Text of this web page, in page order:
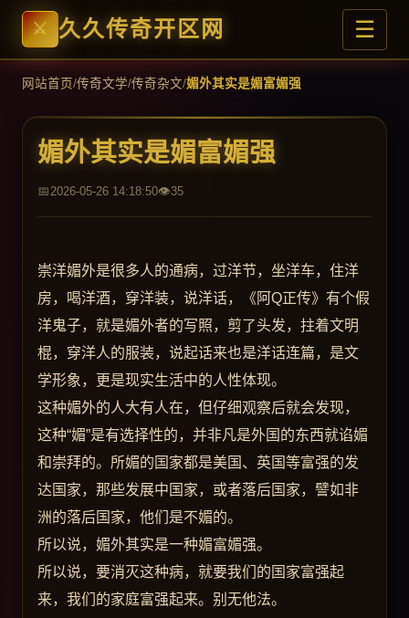
久久传奇开区网 ☰
网站首页/传奇文学/传奇杂文/媚外其实是媚富媚强
媚外其实是媚富媚强
2026-05-26 14:18:50 35
崇洋媚外是很多人的通病，过洋节，坐洋车，住洋
房，喝洋酒，穿洋装，说洋话，《阿Q正传》有个假
洋鬼子，就是媚外者的写照，剪了头发，拄着文明
棍，穿洋人的服装，说起话来也是洋话连篇，是文
学形象，更是现实生活中的人性体现。
这种媚外的人大有人在，但仔细观察后就会发现，
这种“媚”是有选择性的，并非凡是外国的东西就谄媚
和崇拜的。所媚的国家都是美国、英国等富强的发
达国家，那些发展中国家，或者落后国家，譬如非
洲的落后国家，他们是不媚的。
所以说，媚外其实是一种媚富媚强。
所以说，要消灭这种病，就要我们的国家富强起
来，我们的家庭富强起来。别无他法。